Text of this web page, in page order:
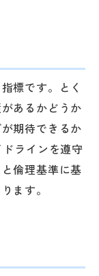
標です。とく
あるかどうか
期待できるか
ラインを遵守
倫理基準に基
ます。